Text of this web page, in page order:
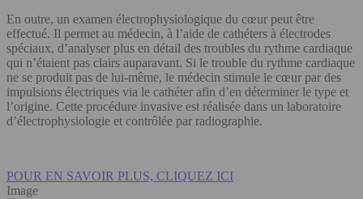
En outre, un examen électrophysiologique du cœur peut être
effectué. Il permet au médecin, à l’aide de cathéters à électrodes
spéciaux, d’analyser plus en détail des troubles du rythme cardiaque
qui n’étaient pas clairs auparavant. Si le trouble du rythme cardiaque
ne se produit pas de lui-même, le médecin stimule le cœur par des
impulsions électriques via le cathéter afin d’en déterminer le type et
l’origine. Cette procédure invasive est réalisée dans un laboratoire
d’électrophysiologie et contrôlée par radiographie.
POUR EN SAVOIR PLUS, CLIQUEZ ICI
Image